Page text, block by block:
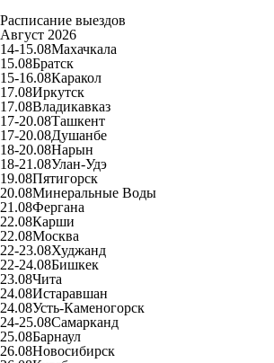
Расписание выездов
Август 2026
14-15.08Махачкала
15.08Братск
15-16.08Каракол
17.08Иркутск
17.08Владикавказ
17-20.08Ташкент
17-20.08Душанбе
18-20.08Нарын
18-21.08Улан-Удэ
19.08Пятигорск
20.08Минеральные Воды
21.08Фергана
22.08Карши
22.08Москва
22-23.08Худжанд
22-24.08Бишкек
23.08Чита
24.08Истаравшан
24.08Усть-Каменогорск
24-25.08Самарканд
25.08Барнаул
26.08Новосибирск